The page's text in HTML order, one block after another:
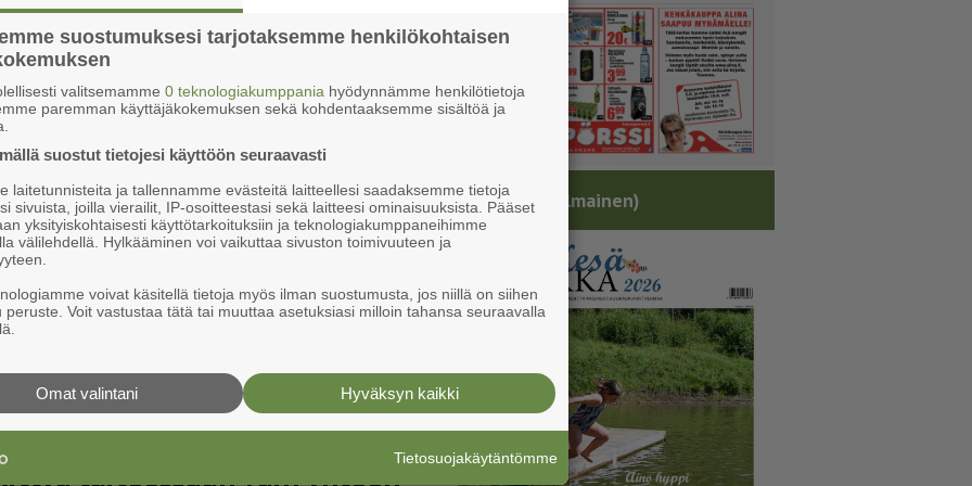
kädentaitoja
osas­tois­sa
kirjastossa
taiteessaan vain yhteen
Kesälehti (ilmainen)
suostumuksesi tarjotaksemme henkilökohtaisen
valitsemamme 0 teknologiakumppania hyödynnämme henkilötietoja
paremman käyttäjäkokemuksen sekä kohdentaaksemme sisältöä ja
suostut tietojesi käyttöön seuraavasti
laitetunnisteita ja tallennamme evästeitä laitteellesi saadaksemme tietoja
sivuista, joilla vierailit, IP-osoitteestasi sekä laitteesi ominaisuuksista. Pääset
yksityiskohtaisesti käyttötarkoituksiin ja teknologiakumppaneihimme
välilehdellä. Hylkääminen voi vaikuttaa sivuston toimivuuteen ja
voivat käsitellä tietoja myös ilman suostumusta, jos niillä on siihen
peruste. Voit vastustaa tätä tai muuttaa asetuksiasi milloin tahansa seuraavalla
Hyväksyn kaikki
Omat valintani
Tietosuojakäytäntömme